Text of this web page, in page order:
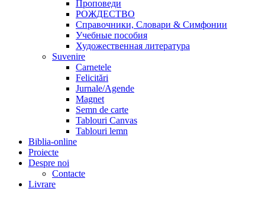
Проповеди
РОЖДЕСТВО
Справочники, Словари & Симфонии
Учебные пособия
Художественная литература
Suvenire
Carnetele
Felicitări
Jurnale/Agende
Magnet
Semn de carte
Tablouri Canvas
Tablouri lemn
Biblia-online
Proiecte
Despre noi
Contacte
Livrare